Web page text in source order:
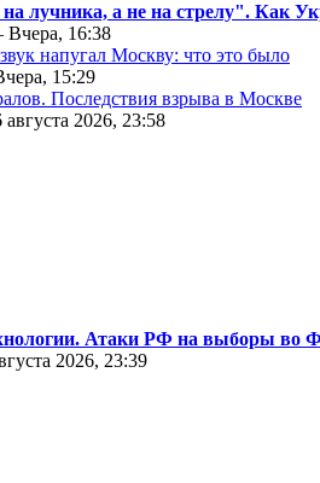
лучника, а не на стрелу". Как
16:38
напугал Москву: что это было
15:29
Последствия взрыва в Москве
2026, 23:58
Атаки РФ на выборы во
2026, 23:39